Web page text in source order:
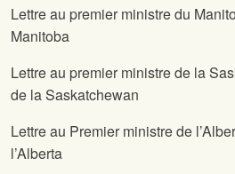
Lettre au premier ministre du
Manitoba
Lettre au premier ministre de la
de la Saskatchewan
Lettre au Premier ministre de
l’Alberta